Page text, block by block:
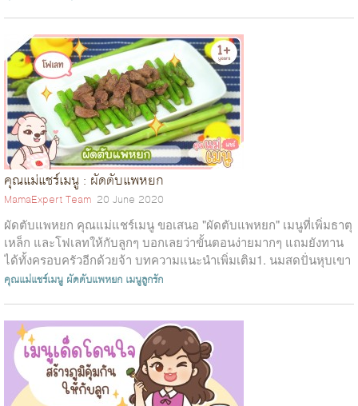
คุณแม่แชร์เมนู : ผัดตับแพหยก
MamaExpert Team 20 June 2020
ผัดตับแพหยก คุณแม่แชร์เมนู ขอเสนอ "ผัดตับแพหยก" เมนูที่เพิ่มธาตุ
เหล็ก และโฟเลทให้กับลูกๆ บอกเลยว่าขั้นตอนง่ายมากๆ แถมยังทาน
ได้ทั้งครอบครัวอีกด้วยจ้า บทความแนะนำเพิ่มเติม1. นมสดปั่นหุบเขา
ผลไม้2. แซ...
คุณแม่แชร์เมนู ผัดตับแพหยก เมนูลูกรัก